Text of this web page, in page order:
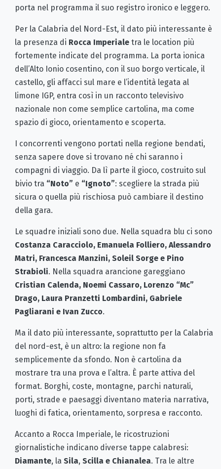
porta nel programma il suo registro ironico e leggero.
Per la Calabria del Nord-Est, il dato più interessante è
la presenza di Rocca Imperiale tra le location più
fortemente indicate del programma. La porta ionica
dell’Alto Ionio cosentino, con il suo borgo verticale, il
castello, gli affacci sul mare e l’identità legata al
limone IGP, entra così in un racconto televisivo
nazionale non come semplice cartolina, ma come
spazio di gioco, orientamento e scoperta.
I concorrenti vengono portati nella regione bendati,
senza sapere dove si trovano né chi saranno i
compagni di viaggio. Da lì parte il gioco, costruito sul
bivio tra “Noto” e “Ignoto”: scegliere la strada più
sicura o quella più rischiosa può cambiare il destino
della gara.
Le squadre iniziali sono due. Nella squadra blu ci sono
Costanza Caracciolo, Emanuela Folliero, Alessandro
Matri, Francesca Manzini, Soleil Sorge e Pino
Strabioli. Nella squadra arancione gareggiano
Cristian Calenda, Noemi Cassaro, Lorenzo “Mc”
Drago, Laura Pranzetti Lombardini, Gabriele
Pagliarani e Ivan Zucco.
Ma il dato più interessante, soprattutto per la Calabria
del nord-est, è un altro: la regione non fa
semplicemente da sfondo. Non è cartolina da
mostrare tra una prova e l’altra. È parte attiva del
format. Borghi, coste, montagne, parchi naturali,
porti, strade e paesaggi diventano materia narrativa,
luoghi di fatica, orientamento, sorpresa e racconto.
Accanto a Rocca Imperiale, le ricostruzioni
giornalistiche indicano diverse tappe calabresi:
Diamante, la Sila, Scilla e Chianalea. Tra le altre